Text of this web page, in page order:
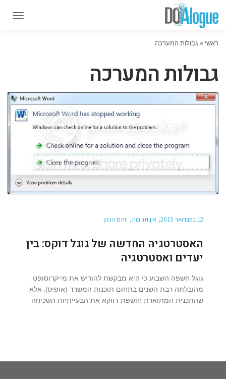
ראשי » גבולות המערכה
גבולות המערכה
12 בפברואר 2015 אין תגובות יותם הכהן
האסטרטגיה החדשה של גוגל דוקס: בין
יעדים ואסטרטגיה
גוגל חשפה השבוע כי היא מבקשת להוריש את מייקרוסופט
מהובלתה רבת השנים בתחום תוכנות המשרד (אופיס). אלא
שהתכנית המתוארת חושפת דווקא את הבעייתיות השכיחה